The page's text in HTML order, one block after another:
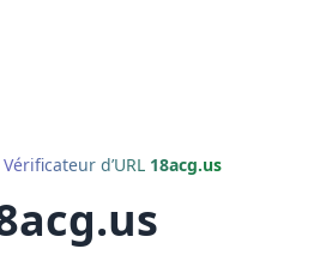
d’URL 18acg.us